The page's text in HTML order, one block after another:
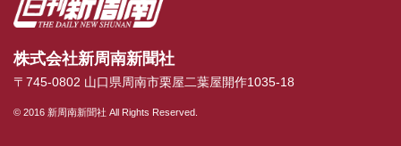
株式会社新周南新聞社
〒745-0802 山口県周南市栗屋二葉屋開作1035-18
© 2016 新周南新聞社 All Rights Reserved.